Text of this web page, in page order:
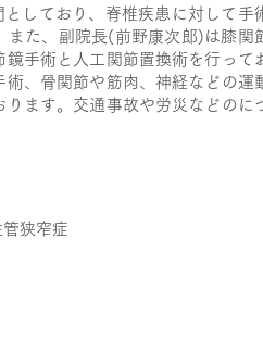
しており、脊椎疾患に対して手
また、副院長(前野康次郎)は膝関
手術と人工関節置換術を行って
術、骨関節や筋肉、神経などの運
ます。交通事故や労災などのに
狭窄症